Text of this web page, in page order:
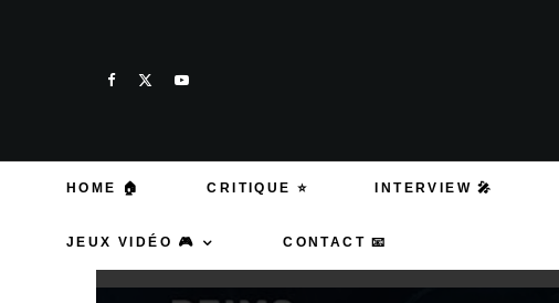
HOME 🏠 CRITIQUE ⭐ INTERVIEW 🎤
JEUX VIDÉO 🎮 CONTACT 📧